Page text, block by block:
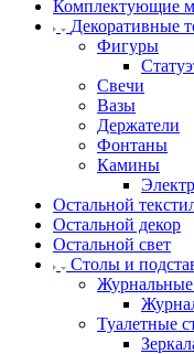
Комплектующие
Декоративные
Фигуры
Свечи
Вазы
Держатели
Фонтаны
Камины
Остальной
Остальной декор
Остальной свет
Столы и
Туалетные